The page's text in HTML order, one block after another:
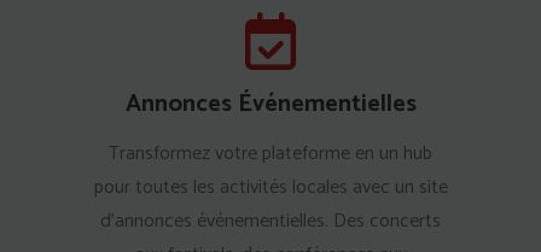
Annonces Événementielles
Transformez votre plateforme en un hub
pour toutes les activités locales avec un site
d'annonces événementielles. Des concerts